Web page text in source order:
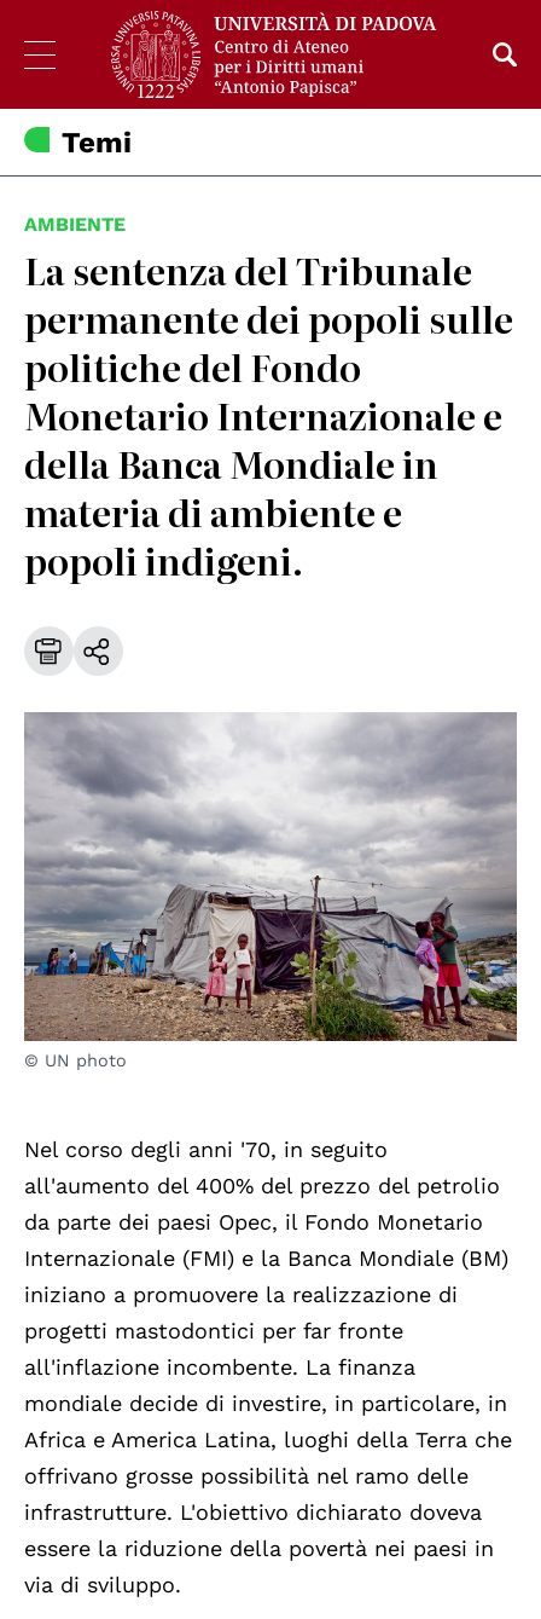
Temi
AMBIENTE
La sentenza del Tribunale
permanente dei popoli sulle
politiche del Fondo
Monetario Internazionale e
della Banca Mondiale in
materia di ambiente e
popoli indigeni.
© UN photo
Nel corso degli anni '70, in seguito
all'aumento del 400% del prezzo del petrolio
da parte dei paesi Opec, il Fondo Monetario
Internazionale (FMI) e la Banca Mondiale (BM)
iniziano a promuovere la realizzazione di
progetti mastodontici per far fronte
all'inflazione incombente. La finanza
mondiale decide di investire, in particolare, in
Africa e America Latina, luoghi della Terra che
offrivano grosse possibilità nel ramo delle
infrastrutture. L'obiettivo dichiarato doveva
essere la riduzione della povertà nei paesi in
via di sviluppo.